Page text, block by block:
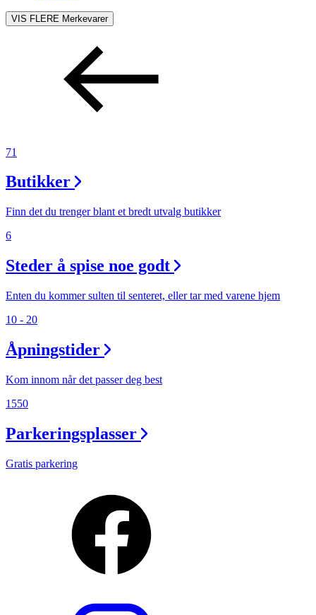
VIS FLERE Merkevarer
71
Butikker
Finn det du trenger blant et bredt utvalg butikker
6
Steder å spise noe godt
Enten du kommer sulten til senteret, eller tar med varene hjem
10 - 20
Åpningstider
Kom innom når det passer deg best
1550
Parkeringsplasser
Gratis parkering